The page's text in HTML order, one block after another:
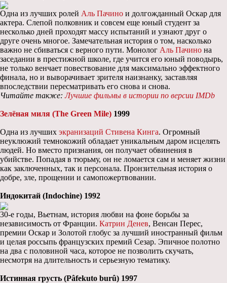
Одна из лучших ролей Аль Пачино и долгожданный Оскар для
актера. Слепой полковник и совсем еще юный студент за
несколько дней проходят массу испытаний и узнают друг о
друге очень многое. Замечательная история о том, насколько
важно не сбиваться с верного пути. Монолог Аль Пачино на
заседании в престижной школе, где учится его юный поводырь,
не только венчает повествование для максимально эффектного
финала, но и выворачивает зрителя наизнанку, заставляя
впоследствии пересматривать его снова и снова.
Читайте также:Лучшие фильмы в истории по версии IMDb
Зелёная миля (The Green Mile) 1999
Одна из лучших экранизаций Стивена Кинга. Огромный
неуклюжий темнокожий обладает уникальным даром исцелять
людей. Но вместо признания, он получает обвинения в
убийстве. Попадая в тюрьму, он не ломается сам и меняет жизни
как заключенных, так и персонала. Пронзительная история о
добре, зле, прощении и самопожертвовании.
Индокитай (Indochine) 1992
30-е годы, Вьетнам, история любви на фоне борьбы за
независимость от Франции. Катрин Денев, Венсан Перес,
премии Оскар и Золотой глобус за лучший иностранный фильм
и целая россыпь французских премий Сезар. Эпичное полотно
на два с половиной часа, которое не позволить скучать,
несмотря на длительность и серьезную тематику.
Истинная грусть (Pâfekuto burû) 1997